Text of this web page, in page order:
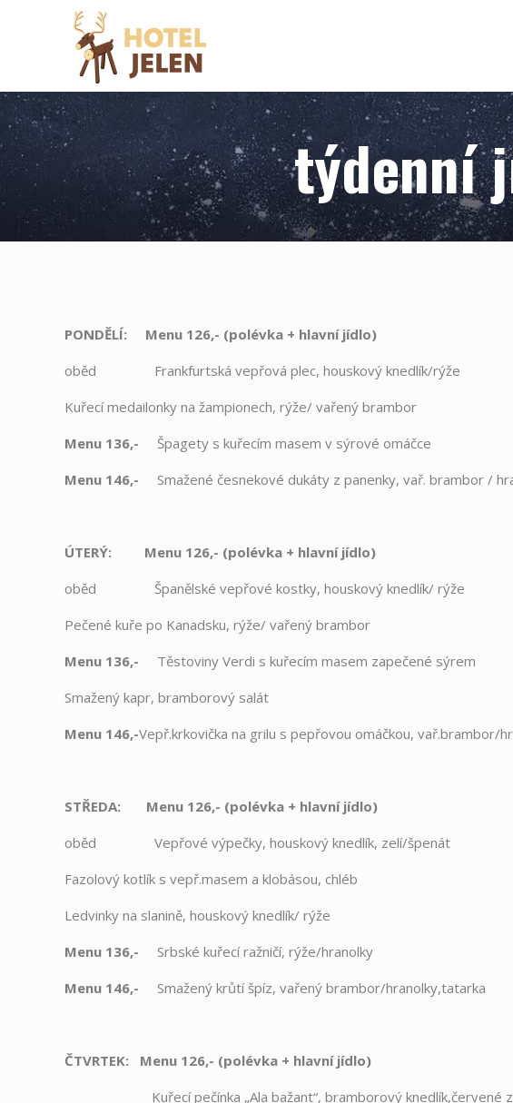
týdenní
PONDĚLÍ: Menu 126,- (polévka + hlavní jídlo)
oběd Frankfurtská vepřová plec, houskový knedlík/rýže
Kuřecí medailonky na žampionech, rýže/ vařený brambor
Menu 136,- Špagety s kuřecím masem v sýrové omáčce
Menu 146,-
Smažené česnekové dukáty z panenky, vař. brambor /
ÚTERÝ: Menu 126,- (polévka + hlavní jídlo)
oběd Španělské vepřové kostky, houskový knedlík/ rýže
Pečené kuře po Kanadsku, rýže/ vařený brambor
Menu 136,- Těstoviny Verdi s kuřecím masem zapečené sýrem
Smažený kapr, bramborový salát
Menu 146,-Vepř.krkovička na grilu s pepřovou omáčkou, vař.brambor/
STŘEDA: Menu 126,- (polévka + hlavní jídlo)
oběd
Vepřové výpečky, houskový knedlík, zelí/špenát
Fazolový kotlík s vepř.masem a klobásou, chléb
Ledvinky na slanině, houskový knedlík/ rýže
Menu 136,- Srbské kuřecí ražničí, rýže/hranolky
Menu 146,-Smažený krůtí špíz, vařený brambor/hranolky,tatarka
ČTVRTEK: Menu 126,- (polévka + hlavní jídlo)
Kuřecí pečínka „Ala bažant“, bramborový knedlík,červené